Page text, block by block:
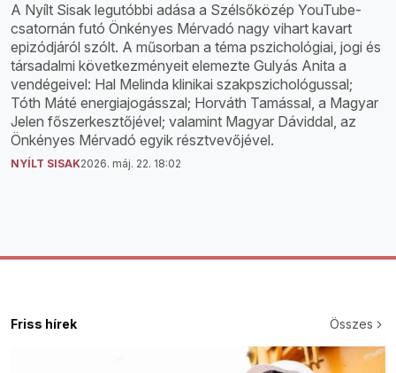
A Nyílt Sisak legutóbbi adása a Szélsőközép YouTube-
csatornán futó Önkényes Mérvadó nagy vihart kavart
epizódjáról szólt. A műsorban a téma pszichológiai, jogi és
társadalmi következményeit elemezte Gulyás Anita a
vendégeivel: Hal Melinda klinikai szakpszichológussal;
Tóth Máté energiajogásszal; Horváth Tamással, a Magyar
Jelen főszerkesztőjével; valamint Magyar Dáviddal, az
Önkényes Mérvadó egyik résztvevőjével.
NYÍLT SISAK2026. máj. 22. 18:02
Friss hírek Összes